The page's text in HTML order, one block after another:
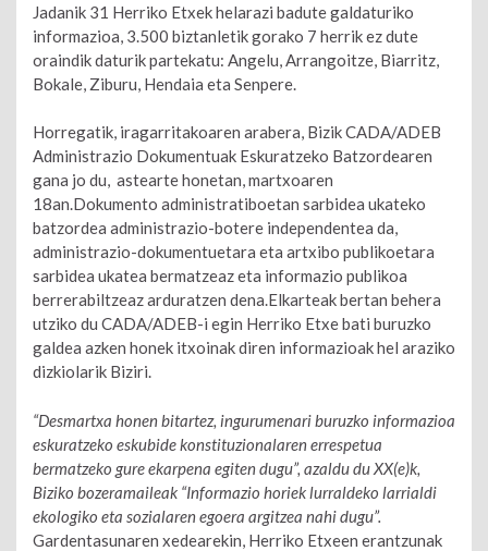
Jadanik 31 Herriko Etxek helarazi badute galdaturiko
informazioa, 3.500 biztanletik gorako 7 herrik ez dute
oraindik daturik partekatu: Angelu, Arrangoitze, Biarritz,
Bokale, Ziburu, Hendaia eta Senpere.
Horregatik, iragarritakoaren arabera, Bizik CADA/ADEB
Administrazio Dokumentuak Eskuratzeko Batzordearen
gana jo du, astearte honetan, martxoaren
18an.Dokumento administratiboetan sarbidea ukateko
batzordea administrazio-botere independentea da,
administrazio-dokumentuetara eta artxibo publikoetara
sarbidea ukatea bermatzeaz eta informazio publikoa
berrerabiltzeaz arduratzen dena.Elkarteak bertan behera
utziko du CADA/ADEB-i egin Herriko Etxe bati buruzko
galdea azken honek itxoinak diren informazioak hel araziko
dizkiolarik Biziri.
“Desmartxa honen bitartez, ingurumenari buruzko informazioa
eskuratzeko eskubide konstituzionalaren errespetua
bermatzeko gure ekarpena egiten dugu”, azaldu du XX(e)k,
Biziko bozeramaileak “Informazio horiek lurraldeko larrialdi
ekologiko eta sozialaren egoera argitzea nahi dugu”.
Gardentasunaren xedearekin, Herriko Etxeen erantzunak